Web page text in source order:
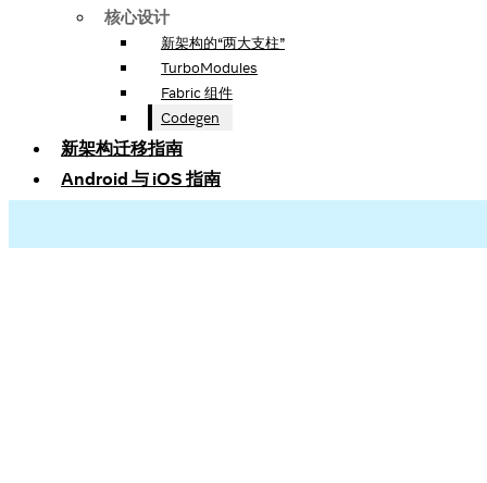
核心设计
新架构的“两大支柱”
TurboModules
Fabric 组件
Codegen
新架构迁移指南
Android 与 iOS 指南